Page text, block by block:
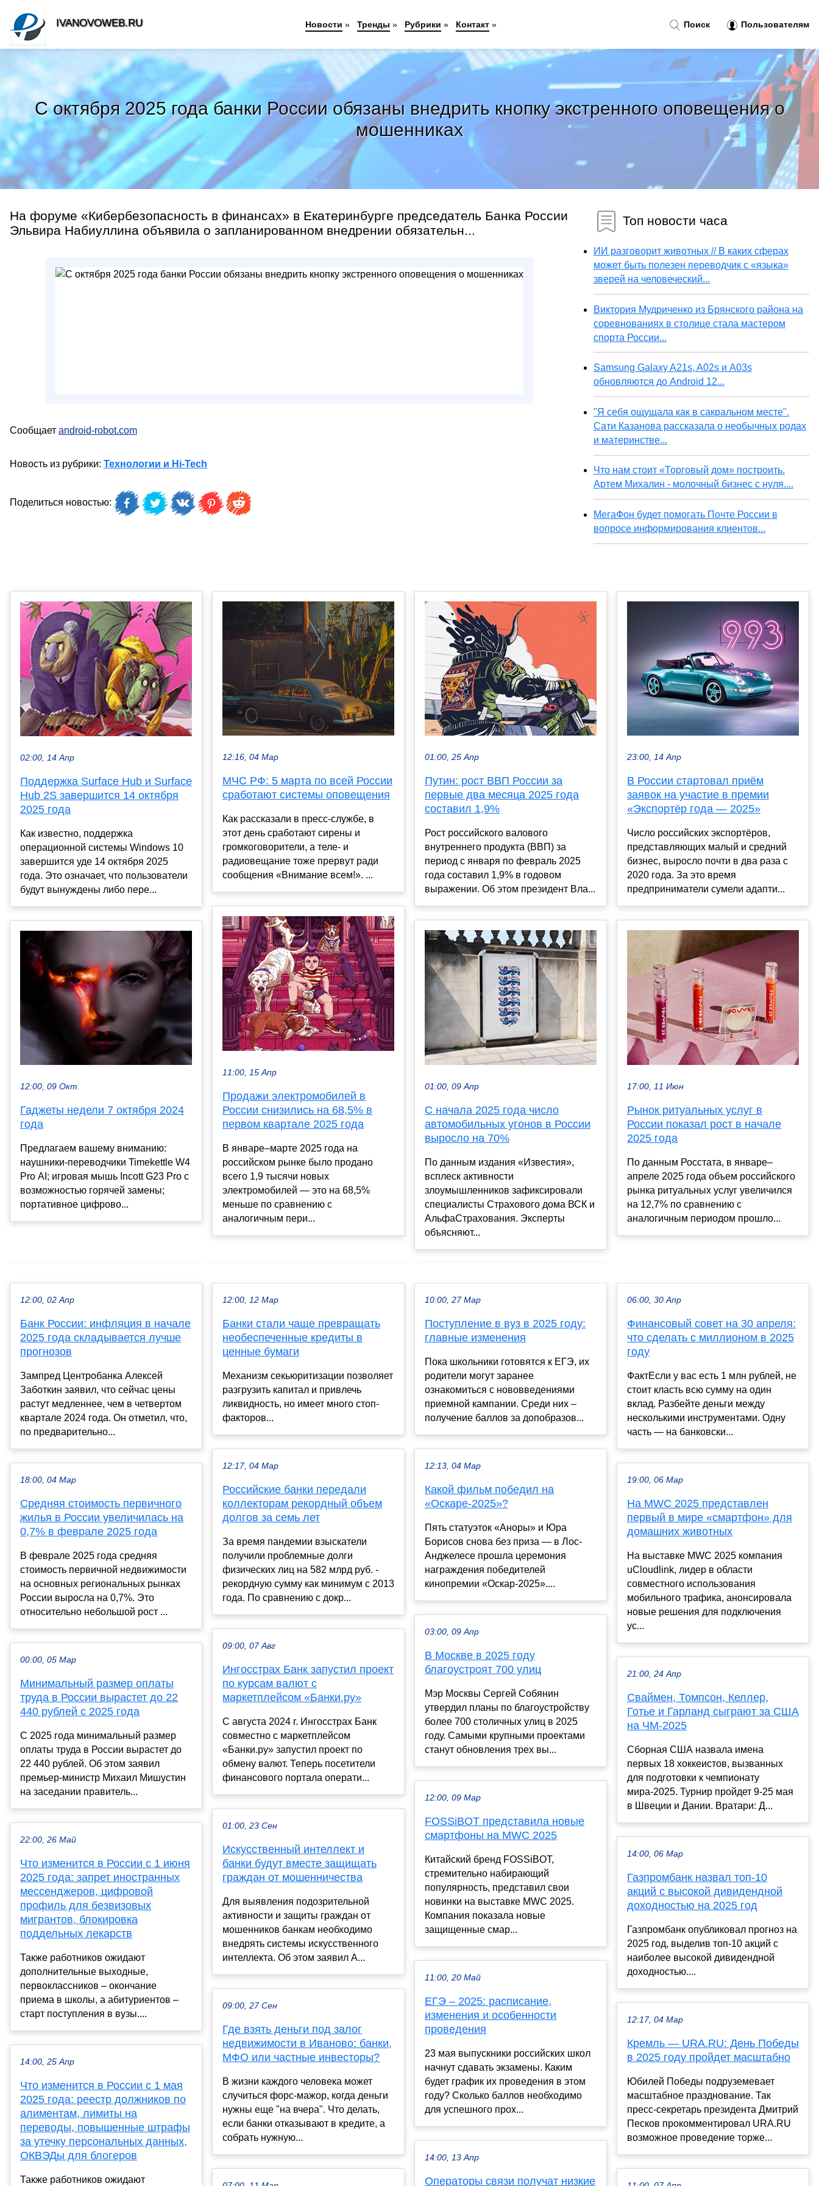
С октября 2025 года банки России обязаны внедрить кнопку экстренного оповещения о
мошенниках
На форуме «Кибербезопасность в финансах» в Екатеринбурге председатель Банка России
Эльвира Набиуллина объявила о запланированном внедрении обязательн...
Сообщает android-robot.com
Новость из рубрики: Технологии и Hi-Tech
Поделиться новостью:
Топ новости часа
ИИ разговорит животных // В каких сферах
может быть полезен переводчик с «языка»
зверей на человеческий...
Виктория Мудриченко из Брянского района на
соревнованиях в столице стала мастером
спорта России...
Samsung Galaxy A21s, A02s и A03s
обновляются до Android 12...
"Я себя ощущала как в сакральном месте".
Сати Казанова рассказала о необычных родах
и материнстве...
Что нам стоит «Торговый дом» построить.
Артем Михалин - молочный бизнес с нуля....
МегаФон будет помогать Почте России в
вопросе информирования клиентов...
02:00, 14 Апр
Поддержка Surface Hub и Surface
Hub 2S завершится 14 октября
2025 года
Как известно, поддержка
операционной системы Windows 10
завершится уде 14 октября 2025
года. Это означает, что пользователи
будут вынуждены либо пере...
12:00, 09 Окт
Гаджеты недели 7 октября 2024
года
Предлагаем вашему вниманию:
наушники-переводчики Timekettle W4
Pro AI; игровая мышь Incott G23 Pro с
возможностью горячей замены;
портативное цифрово...
12:16, 04 Мар
МЧС РФ: 5 марта по всей России
сработают системы оповещения
Как рассказали в пресс-службе, в
этот день сработают сирены и
громкоговорители, а теле- и
радиовещание тоже прервут ради
сообщения «Внимание всем!». ...
11:00, 15 Апр
Продажи электромобилей в
России снизились на 68,5% в
первом квартале 2025 года
В январе–марте 2025 года на
российском рынке было продано
всего 1,9 тысячи новых
электромобилей — это на 68,5%
меньше по сравнению с
аналогичным пери...
01:00, 25 Апр
Путин: рост ВВП России за
первые два месяца 2025 года
составил 1,9%
Рост российского валового
внутреннего продукта (ВВП) за
период с января по февраль 2025
года составил 1,9% в годовом
выражении. Об этом президент Вла...
01:00, 09 Апр
С начала 2025 года число
автомобильных угонов в России
выросло на 70%
По данным издания «Известия»,
всплеск активности
злоумышленников зафиксировали
специалисты Страхового дома ВСК и
АльфаСтрахования. Эксперты
объясняют...
23:00, 14 Апр
В России стартовал приём
заявок на участие в премии
«Экспортёр года — 2025»
Число российских экспортёров,
представляющих малый и средний
бизнес, выросло почти в два раза с
2020 года. За это время
предприниматели сумели адапти...
17:00, 11 Июн
Рынок ритуальных услуг в
России показал рост в начале
2025 года
По данным Росстата, в январе–
апреле 2025 года объем российского
рынка ритуальных услуг увеличился
на 12,7% по сравнению с
аналогичным периодом прошло...
12:00, 02 Апр
Банк России: инфляция в начале
2025 года складывается лучше
прогнозов
Зампред Центробанка Алексей
Заботкин заявил, что сейчас цены
растут медленнее, чем в четвертом
квартале 2024 года. Он отметил, что,
по предварительно...
18:00, 04 Мар
Средняя стоимость первичного
жилья в России увеличилась на
0,7% в феврале 2025 года
В феврале 2025 года средняя
стоимость первичной недвижимости
на основных региональных рынках
России выросла на 0,7%. Это
относительно небольшой рост ...
00:00, 05 Мар
Минимальный размер оплаты
труда в России вырастет до 22
440 рублей с 2025 года
С 2025 года минимальный размер
оплаты труда в России вырастет до
22 440 рублей. Об этом заявил
премьер-министр Михаил Мишустин
на заседании правитель...
22:00, 26 Май
Что изменится в России с 1 июня
2025 года: запрет иностранных
мессенджеров, цифровой
профиль для безвизовых
мигрантов, блокировка
поддельных лекарств
Также работников ожидают
дополнительные выходные,
первоклассников – окончание
приема в школы, а абитуриентов –
старт поступления в вузы....
14:00, 25 Апр
Что изменится в России с 1 мая
2025 года: реестр должников по
алиментам, лимиты на
переводы, повышенные штрафы
за утечку персональных данных,
ОКВЭДы для блогеров
Также работников ожидают
12:00, 12 Мар
Банки стали чаще превращать
необеспеченные кредиты в
ценные бумаги
Механизм секьюритизации позволяет
разгрузить капитал и привлечь
ликвидность, но имеет много стоп-
факторов...
12:17, 04 Мар
Российские банки передали
коллекторам рекордный объем
долгов за семь лет
За время пандемии взыскатели
получили проблемные долги
физических лиц на 582 млрд руб. -
рекордную сумму как минимум с 2013
года. По сравнению с докр...
09:00, 07 Авг
Ингосстрах Банк запустил проект
по курсам валют с
маркетплейсом «Банки.ру»
С августа 2024 г. Ингосстрах Банк
совместно с маркетплейсом
«Банки.ру» запустил проект по
обмену валют. Теперь посетители
финансового портала операти...
01:00, 23 Сен
Искусственный интеллект и
банки будут вместе защищать
граждан от мошенничества
Для выявления подозрительной
активности и защиты граждан от
мошенников банкам необходимо
внедрять системы искусственного
интеллекта. Об этом заявил А...
09:00, 27 Сен
Где взять деньги под залог
недвижимости в Иваново: банки,
МФО или частные инвесторы?
В жизни каждого человека может
случиться форс-мажор, когда деньги
нужны еще "на вчера". Что делать,
если банки отказывают в кредите, а
собрать нужную...
10:00, 27 Мар
Поступление в вуз в 2025 году:
главные изменения
Пока школьники готовятся к ЕГЭ, их
родители могут заранее
ознакомиться с нововведениями
приемной кампании. Среди них –
получение баллов за допобразов...
12:13, 04 Мар
Какой фильм победил на
«Оскаре-2025»?
Пять статуэток «Аноры» и Юра
Борисов снова без приза — в Лос-
Анджелесе прошла церемония
награждения победителей
кинопремии «Оскар-2025»....
03:00, 09 Апр
В Москве в 2025 году
благоустроят 700 улиц
Мэр Москвы Сергей Собянин
утвердил планы по благоустройству
более 700 столичных улиц в 2025
году. Самыми крупными проектами
станут обновления трех вы...
12:00, 09 Мар
FOSSiBOT представила новые
смартфоны на MWC 2025
Китайский бренд FOSSiBOT,
стремительно набирающий
популярность, представил свои
новинки на выставке MWC 2025.
Компания показала новые
защищенные смар...
11:00, 20 Май
ЕГЭ – 2025: расписание,
изменения и особенности
проведения
23 мая выпускники российских школ
начнут сдавать экзамены. Каким
будет график их проведения в этом
году? Сколько баллов необходимо
для успешного прох...
14:00, 13 Апр
Операторы связи получат низкие
06:00, 30 Апр
Финансовый совет на 30 апреля:
что сделать с миллионом в 2025
году
ФактЕсли у вас есть 1 млн рублей, не
стоит класть всю сумму на один
вклад. Разбейте деньги между
несколькими инструментами. Одну
часть — на банковски...
19:00, 06 Мар
На MWC 2025 представлен
первый в мире «смартфон» для
домашних животных
На выставке MWC 2025 компания
uCloudlink, лидер в области
совместного использования
мобильного трафика, анонсировала
новые решения для подключения
ус...
21:00, 24 Апр
Сваймен, Томпсон, Келлер,
Готье и Гарланд сыграют за США
на ЧМ-2025
Сборная США назвала имена
первых 18 хоккеистов, вызванных
для подготовки к чемпионату
мира-2025. Турнир пройдет 9-25 мая
в Швеции и Дании. Вратари: Д...
14:00, 06 Мар
Газпромбанк назвал топ-10
акций с высокой дивидендной
доходностью на 2025 год
Газпромбанк опубликовал прогноз на
2025 год, выделив топ-10 акций с
наиболее высокой дивидендной
доходностью....
12:17, 04 Мар
Кремль — URA.RU: День Победы
в 2025 году пройдет масштабно
Юбилей Победы подруземевает
масштабное празднование. Так
пресс-секретарь президента Дмитрий
Песков прокомментировал URA.RU
возможное проведение торже...
Поиск Пользователям
IVANOVOWEB.RU Новости » Тренды » Рубрики » Контакт »